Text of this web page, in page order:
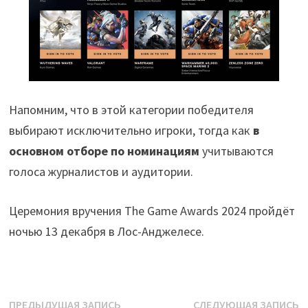
Напомним, что в этой категории победителя
выбирают исключительно игроки, тогда как в
основном отборе по номинациям учитываются
голоса журналистов и аудитории.
Церемония вручения The Game Awards 2024 пройдёт
ночью 13 декабря в Лос-Анджелесе.
ПРЕДЫДУЩАЯ ЗАПИСЬПредыдущая СЛЕДУЮЩАЯ ЗАПИСЬ